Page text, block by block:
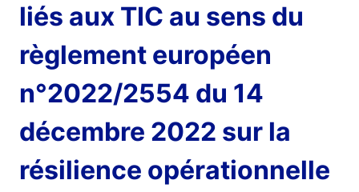
liés aux TIC au sens du
règlement européen
n°2022/2554 du 14
décembre 2022 sur la
résilience opérationnelle